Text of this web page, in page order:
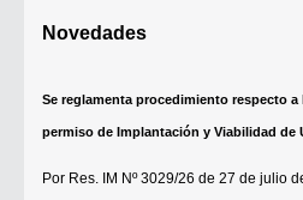
Novedades
Se reglamenta procedimiento respecto a
permiso de Implantación y Viabilidad de
Por Res. IM Nº 3029/26 de 27 de julio